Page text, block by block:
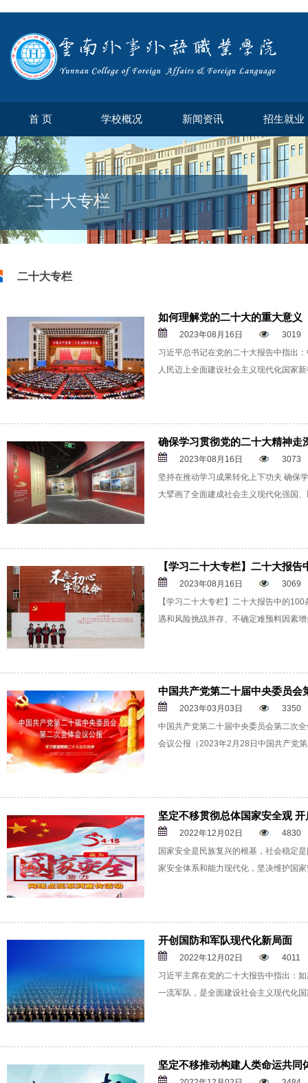
首 页 学校概况 新闻资讯 招生就业
二十大专栏
二十大专栏
如何理解党的二十大的重大意义
2023年08月16日
3019
习近平总书记在党的二十大报告中指出
人民迈上全面建设社会主义现代化国家
确保学习贯彻党的二十大精神走
2023年08月16日
3073
坚持在推动学习成果转化上下功夫 确
大擘画了全面建成社会主义现代化强国
【学习二十大专栏】二十大报告
2023年08月16日
3069
【学习二十大专栏】二十大报告中的
遇和风险挑战并存、不确定难预料因素
中国共产党第二十届中央委员会
2023年03月03日
3350
中国共产党第二十届中央委员会第二次
会议公报（2023年2月28日中国共产党
坚定不移贯彻总体国家安全观
2022年12月02日
4830
国家安全是民族复兴的根基，社会稳定
家安全体系和能力现代化，坚决维护国
开创国防和军队现代化新局面
2022年12月02日
4011
习近平主席在党的二十大报告中指出：
一流军队，是全面建设社会主义现代化
坚定不移推动构建人类命运共同